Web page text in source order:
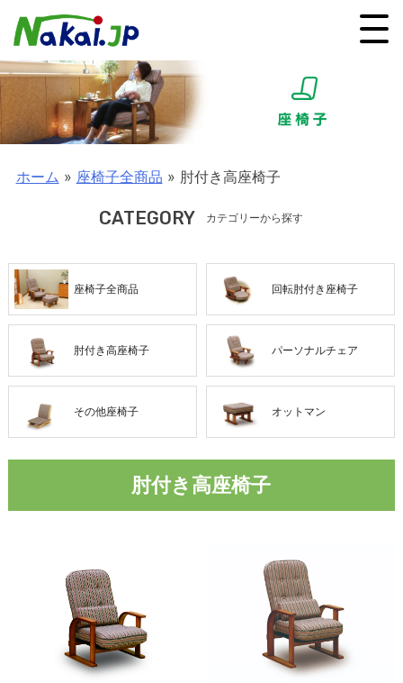
ホーム » 座椅子全商品 » 肘付き高座椅子
CATEGORY カテゴリーから探す
座椅子全商品 回転肘付き座椅子
肘付き高座椅子 パーソナルチェア
その他座椅子 オットマン
肘付き高座椅子